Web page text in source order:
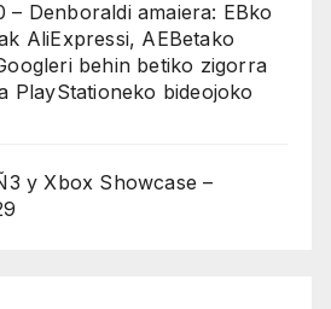
– Denboraldi amaiera: EBko
AliExpressi, AEBetako
behin betiko zigorra
PlayStationeko bideojoko
y Xbox Showcase –